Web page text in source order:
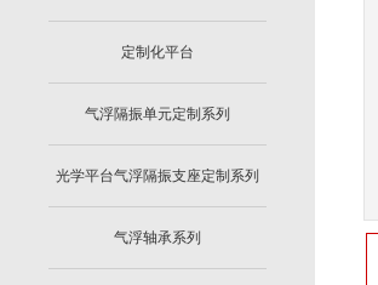
定制化平台
气浮隔振单元定制系列
光学平台气浮隔振支座定制系列
气浮轴承系列